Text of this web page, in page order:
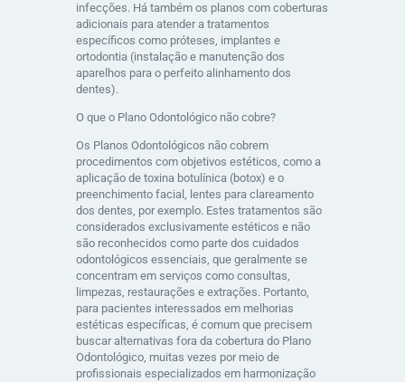
infecções. Há também os planos com coberturas
adicionais para atender a tratamentos
específicos como próteses, implantes e
ortodontia (instalação e manutenção dos
aparelhos para o perfeito alinhamento dos
dentes).
O que o Plano Odontológico não cobre?
Os Planos Odontológicos não cobrem
procedimentos com objetivos estéticos, como a
aplicação de toxina botulínica (botox) e o
preenchimento facial, lentes para clareamento
dos dentes, por exemplo. Estes tratamentos são
considerados exclusivamente estéticos e não
são reconhecidos como parte dos cuidados
odontológicos essenciais, que geralmente se
concentram em serviços como consultas,
limpezas, restaurações e extrações. Portanto,
para pacientes interessados em melhorias
estéticas específicas, é comum que precisem
buscar alternativas fora da cobertura do Plano
Odontológico, muitas vezes por meio de
profissionais especializados em harmonização